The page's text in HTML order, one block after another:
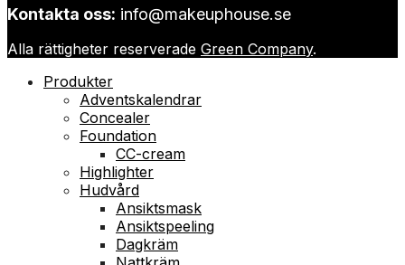
Kontakta oss: info@makeuphouse.se
Alla rättigheter reserverade Green Company.
Produkter
Adventskalendrar
Concealer
Foundation
CC-cream
Highlighter
Hudvård
Ansiktsmask
Ansiktspeeling
Dagkräm